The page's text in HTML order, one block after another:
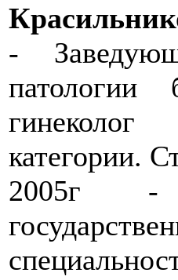
-
патологии
категории.
2005г -